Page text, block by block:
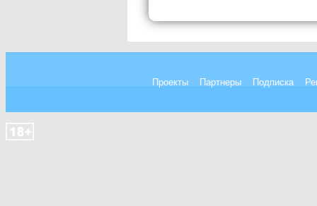
Проекты Партнеры Подписка